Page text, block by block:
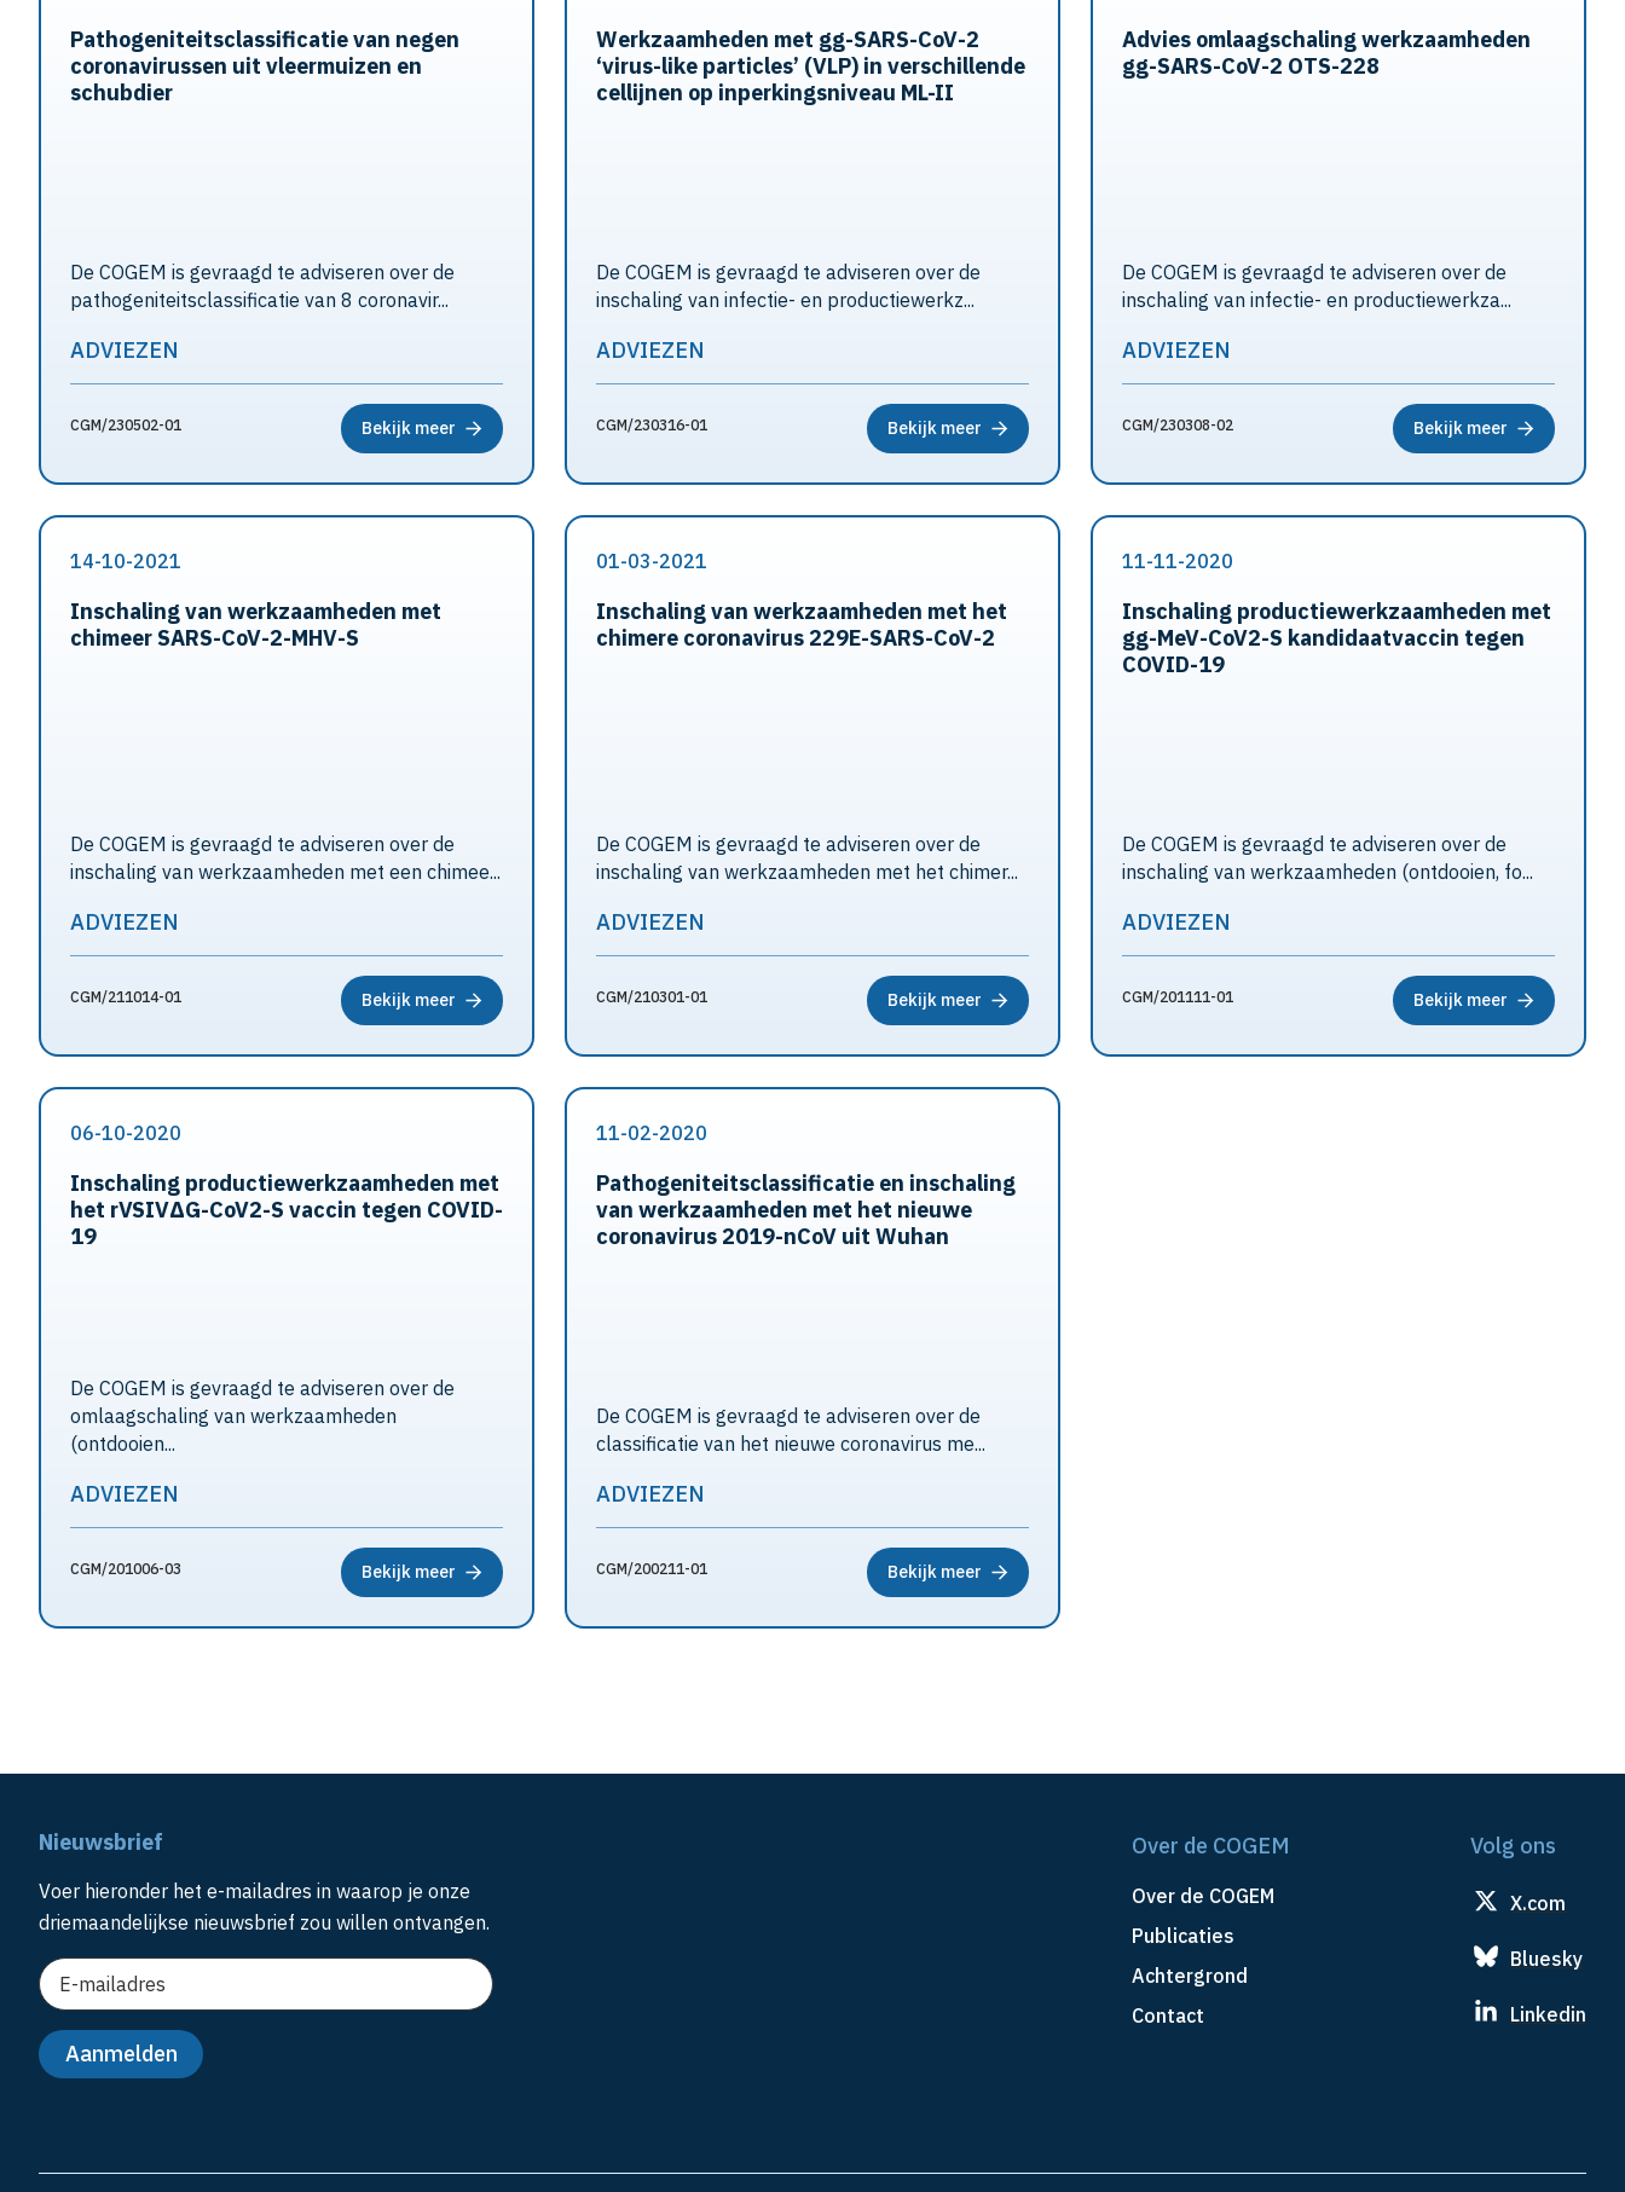
Pathogeniteitsclassificatie van negen
coronavirussen uit vleermuizen en
schubdier
De COGEM is gevraagd te adviseren over de
pathogeniteitsclassificatie van 8 coronavir...
ADVIEZEN
CGM/230502-01 Bekijk meer
Werkzaamheden met gg-SARS-CoV-2
‘virus-like particles’ (VLP) in verschillende
cellijnen op inperkingsniveau ML-II
De COGEM is gevraagd te adviseren over de
inschaling van infectie- en productie­werkz...
ADVIEZEN
CGM/230316-01 Bekijk meer
Advies omlaagschaling werkzaamheden
gg-SARS-CoV-2 OTS-228
De COGEM is gevraagd te adviseren over de
inschaling van infectie- en productiewerkza...
ADVIEZEN
CGM/230308-02 Bekijk meer
14-10-2021
Inschaling van werkzaamheden met
chimeer SARS-CoV-2-MHV-S
De COGEM is gevraagd te adviseren over de
inschaling van werkzaamheden met een chimee...
ADVIEZEN
CGM/211014-01 Bekijk meer
01-03-2021
Inschaling van werkzaamheden met het
chimere coronavirus 229E-SARS-CoV-2
De COGEM is gevraagd te adviseren over de
inschaling van werkzaamheden met het chimer...
ADVIEZEN
CGM/210301-01 Bekijk meer
11-11-2020
Inschaling productiewerkzaamheden met
gg-MeV-CoV2-S kandidaatvaccin tegen
COVID-19
De COGEM is gevraagd te adviseren over de
inschaling van werkzaamheden (ontdooien, fo...
ADVIEZEN
CGM/201111-01 Bekijk meer
06-10-2020
Inschaling productiewerkzaamheden met
het rVSIVΔG-CoV2-S vaccin tegen COVID-
19
De COGEM is gevraagd te adviseren over de
omlaagschaling van werkzaamheden
(ontdooien...
ADVIEZEN
CGM/201006-03 Bekijk meer
11-02-2020
Pathogeniteitsclassificatie en inschaling
van werkzaamheden met het nieuwe
coronavirus 2019-nCoV uit Wuhan
De COGEM is gevraagd te adviseren over de
classificatie van het nieuwe coronavirus me...
ADVIEZEN
CGM/200211-01 Bekijk meer
Nieuwsbrief
Voer hieronder het e-mailadres in waarop je onze
driemaandelijkse nieuwsbrief zou willen ontvangen.
Over de COGEM
Over de COGEM
Publicaties
Achtergrond
Contact
Volg ons
X.com
Bluesky
Linkedin